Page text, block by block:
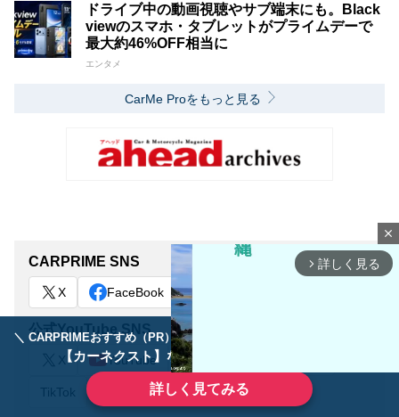
＼ CARPRIMEおすすめ（PR） ／
【カーネクスト】ならどんなクルマも高価買取
詳しく見てみる
ドライブ中の動画視聴やサブ端末にも。Black
viewのスマホ・タブレットがプライムデーで
最大約46%OFF相当に
エンタメ
CarMe Proをもっと見る
CARPRIME SNS
X FaceBook
公式YouTube SNS
X YouTube
TikTok
close
arrow_forward_ios 詳しく見る